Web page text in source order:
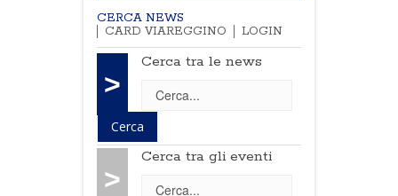
CERCA NEWS
CARD VIAREGGINO
LOGIN
>
Cerca tra le news
>
Cerca tra gli eventi